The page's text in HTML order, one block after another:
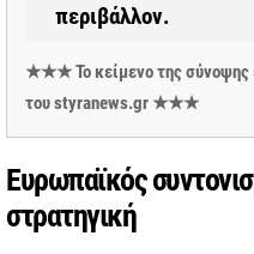
περιβάλλον.
★★★ Το κείμενο της σύνοψης
του styranews.gr ★★★
Ευρωπαϊκός
στρατηγική